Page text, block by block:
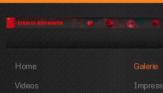
Home
Galerie
Videos